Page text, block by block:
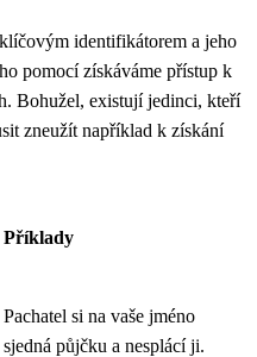
identifikátorem a jeho
pomocí získáváme přístup k
Bohužel, existují jedinci, kteří
zneužít například k získání
Příklady
Pachatel si na vaše jméno
sjedná půjčku a nesplácí ji.